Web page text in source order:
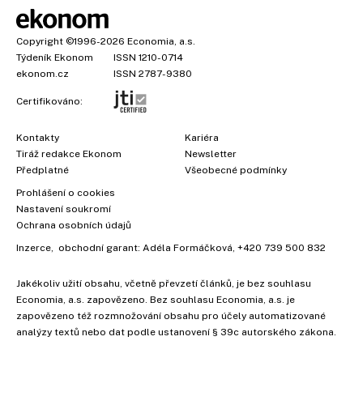
Copyright ©1996-2026 Economia, a.s.
Týdeník Ekonom
ISSN 1210-0714
ekonom.cz
ISSN 2787-9380
Certifikováno:
Kontakty
Tiráž redakce Ekonom
Předplatné
Kariéra
Newsletter
Všeobecné podmínky
Prohlášení o cookies
Nastavení soukromí
Ochrana osobních údajů
Inzerce, obchodní garant: Adéla Formáčková, +420 739 500 832
Jakékoliv užití obsahu, včetně převzetí článků, je bez souhlasu
Economia, a.s. zapovězeno. Bez souhlasu Economia, a.s. je
zapovězeno též rozmnožování obsahu pro účely automatizované
analýzy textů nebo dat podle ustanovení § 39c autorského zákona.